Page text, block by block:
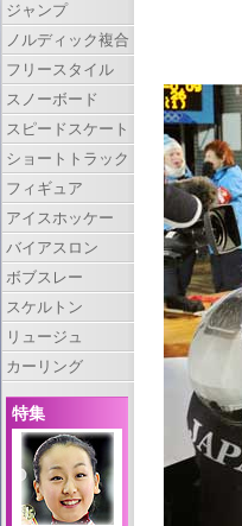
ジャンプ
ノルディック複合
フリースタイル
スノーボード
スピードスケート
ショートトラック
フィギュア
アイスホッケー
バイアスロン
ボブスレー
スケルトン
リュージュ
カーリング
特集